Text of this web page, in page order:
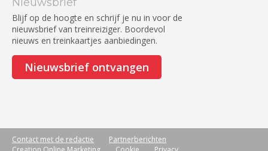
Blijf op de hoogte en schrijf je nu in voor de
nieuwsbrief van treinreiziger. Boordevol
nieuws en treinkaartjes aanbiedingen.
Nieuwsbrief ontvangen
Contact met de redactie
Partnerberichten